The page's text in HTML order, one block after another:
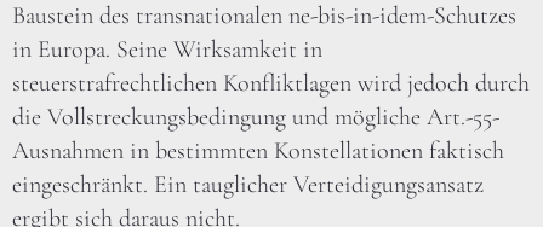
Baustein des transnationalen ne-bis-in-idem-Schutzes
in Europa. Seine Wirksamkeit in
steuerstrafrechtlichen Konfliktlagen wird jedoch durch
die Vollstreckungsbedingung und mögliche Art.-55-
Ausnahmen in bestimmten Konstellationen faktisch
eingeschränkt. Ein tauglicher Verteidigungsansatz
ergibt sich daraus nicht.